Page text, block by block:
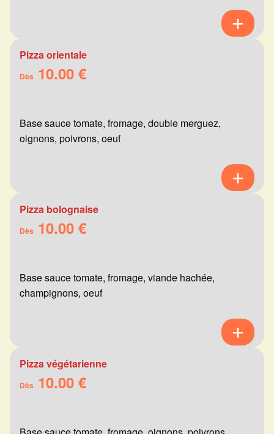
Pizza orientale
Dès 10.00 €
Base sauce tomate, fromage, double merguez,
oignons, poivrons, oeuf
Pizza bolognaise
Dès 10.00 €
Base sauce tomate, fromage, viande hachée,
champignons, oeuf
Pizza végétarienne
Dès 10.00 €